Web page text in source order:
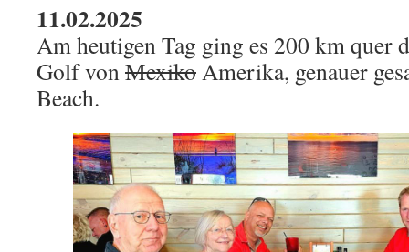
11.02.2025
Am heutigen Tag ging es 200 km quer
Golf vonMexikoAmerika, genauer
Beach.